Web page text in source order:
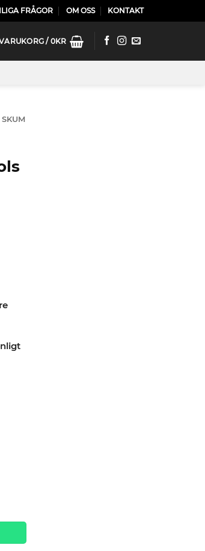
FRÅGOR OM OSS KONTAKT
/0KR
SKUM